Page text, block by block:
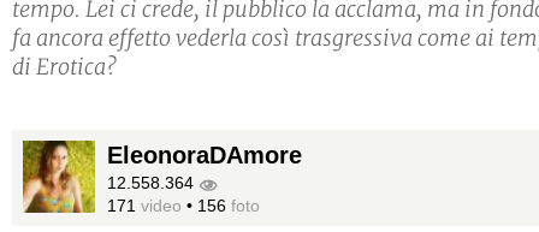
tempo. Lei ci crede, il pubblico la acclama, ma in
fa ancora effetto vederla così trasgressiva come ai
di Erotica?
EleonoraDAmore
12.558.364
171 video • 156 foto